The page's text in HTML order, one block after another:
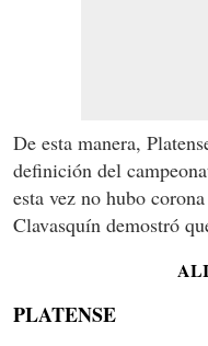
De esta manera,
definición del
esta vez no hubo
Clavasquín demostró
PLATENSE